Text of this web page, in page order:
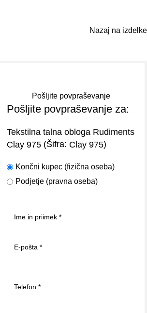
Nazaj na izdelke
Pošljite povpraševanje
Pošljite povpraševanje za:
Tekstilna talna obloga Rudiments
Clay 975(Šifra: Clay 975)
Končni kupec (fizična oseba)
Podjetje (pravna oseba)